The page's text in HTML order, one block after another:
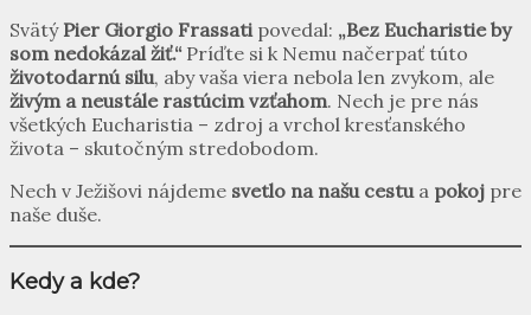
Svätý Pier Giorgio Frassatipovedal: „Bez Eucharistie by
som nedokázal žiť.“Príďte si k Nemu načerpať túto
životodarnú silu, aby vaša viera nebola len zvykom, ale
živým a neustále rastúcim vzťahom. Nech je pre nás
všetkých Eucharistia – zdroj a vrchol kresťanského
života – skutočným stredobodom.
Nech v Ježišovi nájdeme svetlo na našu cestua pokoj pre
naše duše.
Kedy a kde?